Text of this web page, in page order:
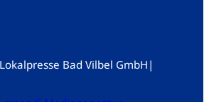
Bad Vilbel GmbH |